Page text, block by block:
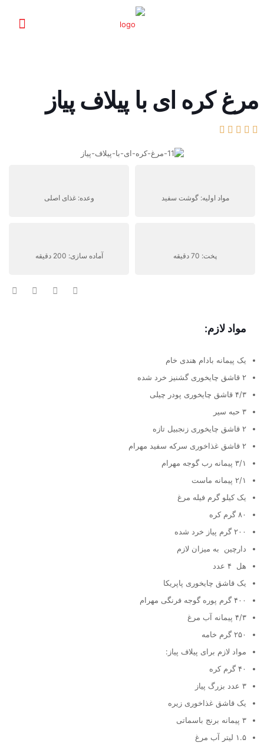
مرغ کره ای با پیلاف پیاز





مواد اولیه: گوشت سفید وعده: غذای اصلی
پخت: 70 دقیقه آماده سازی: 200 دقیقه
مواد لازم:
یک پیمانه بادام هندی خام
۲ قاشق چایخوری گشنیز خرد شده
۴/۳ قاشق چایخوری پودر چیلی
۳ حبه سیر
۲ قاشق چایخوری زنجبیل تازه
۲ قاشق غذاخوری سرکه سفید مهرام
۳/۱ پیمانه رب گوجه مهرام
۲/۱ پیمانه ماست
یک کیلو گرم فیله مرغ
۸۰ گرم کره
۲۰۰ گرم پیاز خرد شده
دارچین به میزان لازم
هل ۴ عدد
یک قاشق چایخوری پاپریکا
۴۰۰ گرم پوره گوجه فرنگی مهرام
۴/۳ پیمانه آب مرغ
۲۵۰ گرم خامه
مواد لازم برای پیلاف پیاز:
۴۰ گرم کره
۳ عدد بزرگ پیاز
یک قاشق غذاخوری زیره
۳ پیمانه برنج باسماتی
۱.۵ لیتر آب مرغ